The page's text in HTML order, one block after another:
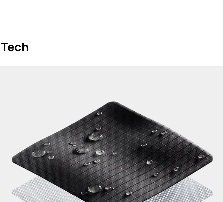
Tech